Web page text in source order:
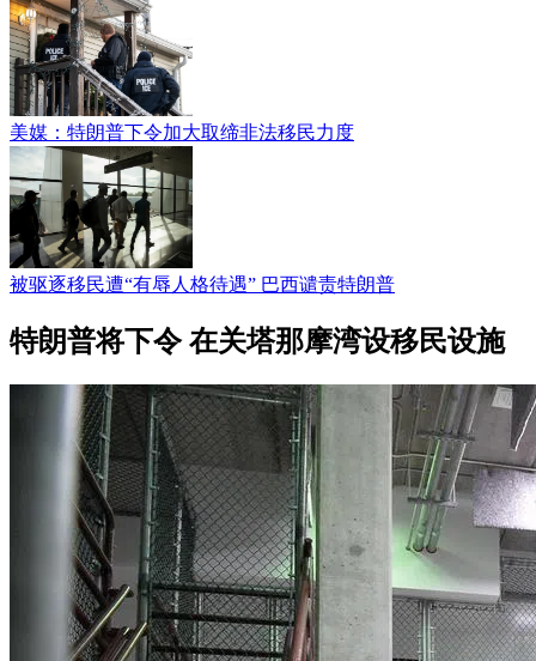
美媒：特朗普下令加大取缔非法移民力度
被驱逐移民遭“有辱人格待遇” 巴西谴责特朗普
特朗普将下令 在关塔那摩湾设移民设施